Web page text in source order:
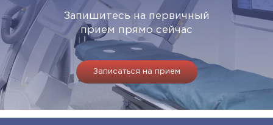
Запишитесь на первичный
прием прямо сейчас
Записаться на прием